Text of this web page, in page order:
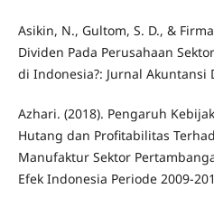
Asikin, N., Gultom, S. D., &
Dividen Pada Perusahaan
di Indonesia?: Jurnal Akuntansi
Azhari. (2018). Pengaruh
Hutang dan Profitabilitas
Manufaktur Sektor
Efek Indonesia Periode 2009-